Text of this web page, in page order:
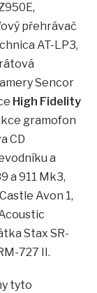
přehrávač
AT-LP3,
Sencor
High Fidelity
gramofon
CD
a
a 911 Mk3,
Avon 1,
Stax SR-
727 II.
tyto